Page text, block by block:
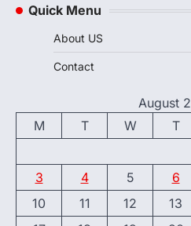
Quick Menu
About US
Contact
August
M
T W T
3
4 5 6
10
11 12 13